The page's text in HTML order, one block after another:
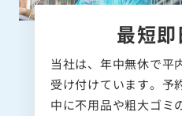
最短
当社は、年中無休で平
受け付けています。予
中に不用品や粗大ゴミ